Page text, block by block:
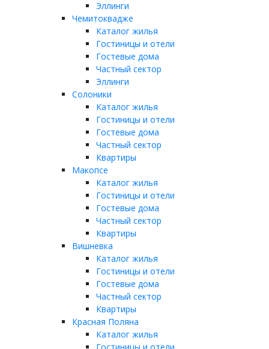
Эллинги
Чемитоквадже
Каталог жилья
Гостиницы и отели
Гостевые дома
Частный сектор
Эллинги
Солоники
Каталог жилья
Гостиницы и отели
Гостевые дома
Частный сектор
Квартиры
Макопсе
Каталог жилья
Гостиницы и отели
Гостевые дома
Частный сектор
Квартиры
Вишневка
Каталог жилья
Гостиницы и отели
Гостевые дома
Частный сектор
Квартиры
Красная Поляна
Каталог жилья